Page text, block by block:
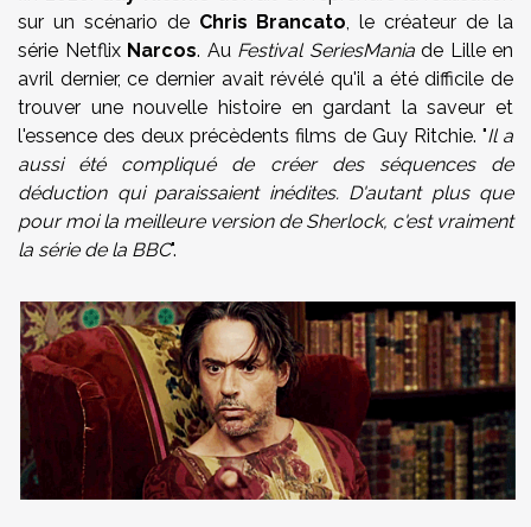
sur un scénario de Chris Brancato, le créateur de la
série Netflix Narcos. Au Festival SeriesManiade Lille en
avril dernier, ce dernier avait révélé qu'il a été difficile de
trouver une nouvelle histoire en gardant la saveur et
l'essence des deux précèdents films de Guy Ritchie. "Il a
aussi été compliqué de créer des séquences de
déduction qui paraissaient inédites. D'autant plus que
pour moi la meilleure version de Sherlock, c'est vraiment
la série de la BBC".